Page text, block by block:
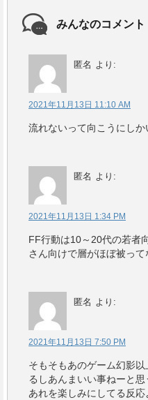
みんなのコメント
匿名 より:
2021年11月13日 11:10 AM
流れないって向こうにしか
匿名 より:
2021年11月13日 1:34 PM
FF行動は10～20代の若者
さん向けで層がほぼ被っ
匿名 より:
2021年11月13日 7:50 PM
そもそもあのゲーム幻影
るしあんまいい事ねーと思
あれを楽しみにしてる反